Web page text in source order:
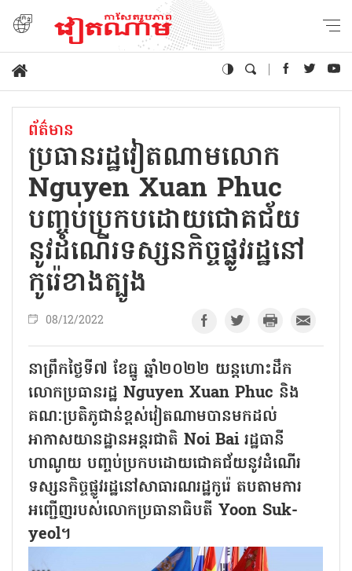
ព័ត៌មាន
ប្រធានរដ្ឋវៀតណាមលោក
Nguyen Xuan Phuc
បញ្ចប់ប្រកបដោយជោគជ័យ
នូវដំណើរទស្សនកិច្ចផ្លូវរដ្ឋនៅ
កូរ៉េខាងត្បូង
08/12/2022
នាព្រឹកថ្ងៃទី៧ ខែធ្នូ ឆ្នាំ២០២២ យន្តហោះដឹក
លោកប្រធានរដ្ឋ Nguyen Xuan Phuc និង
គណៈប្រតិភូជាន់ខ្ពស់វៀតណាមបានមកដល់
អាកាសយានដ្ឋានអន្តរជាតិ Noi Bai រដ្ឋធានី
ហាណូយ បញ្ចប់ប្រកបដោយជោគជ័យនូវដំណើរ
ទស្សនកិច្ចផ្លូវរដ្ឋនៅសាធារណរដ្ឋកូរ៉េ តបតាមការ
អញ្ជើញរបស់លោកប្រធានាធិបតី Yoon Suk-
yeol។